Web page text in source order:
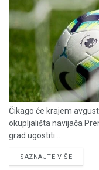
Čikago će krajem
okupljališta navijača
grad ugostiti...
SAZNAJTE VIŠEDETAILS